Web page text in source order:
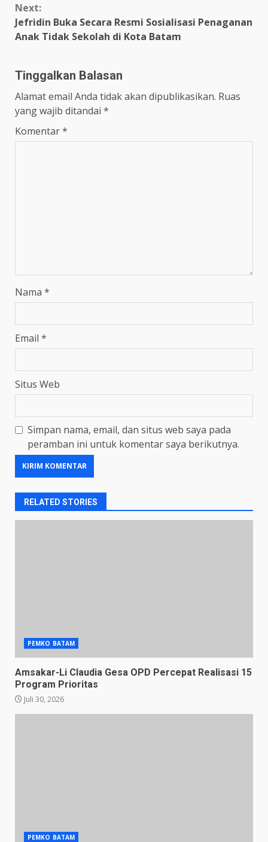
Next:
Jefridin Buka Secara Resmi Sosialisasi Penaganan
Anak Tidak Sekolah di Kota Batam
Tinggalkan Balasan
Alamat email Anda tidak akan dipublikasikan. Ruas
yang wajib ditandai *
Komentar*
Nama *
Email *
Situs Web
Simpan nama, email, dan situs web saya pada
peramban ini untuk komentar saya berikutnya.
RELATED STORIES
PEMKO BATAM
Amsakar-Li Claudia Gesa OPD Percepat Realisasi 15
Program Prioritas
Juli 30, 2026
PEMKO BATAM